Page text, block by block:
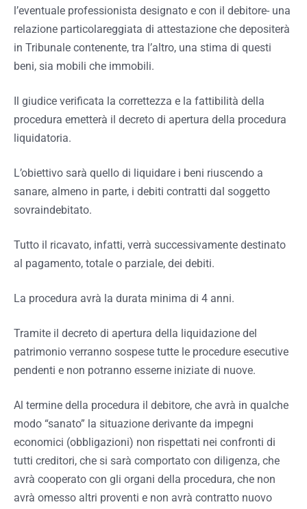
l’eventuale professionista designato e con il debitore- una
relazione particolareggiata di attestazione che depositerà
in Tribunale contenente, tra l’altro, una stima di questi
beni, sia mobili che immobili.
Il giudice verificata la correttezza e la fattibilità della
procedura emetterà il decreto di apertura della procedura
liquidatoria.
L’obiettivo sarà quello di liquidare i beni riuscendo a
sanare, almeno in parte, i debiti contratti dal soggetto
sovraindebitato.
Tutto il ricavato, infatti, verrà successivamente destinato
al pagamento, totale o parziale, dei debiti.
La procedura avrà la durata minima di 4 anni.
Tramite il decreto di apertura della liquidazione del
patrimonio verranno sospese tutte le procedure esecutive
pendenti e non potranno esserne iniziate di nuove.
Al termine della procedura il debitore, che avrà in qualche
modo “sanato” la situazione derivante da impegni
economici (obbligazioni) non rispettati nei confronti di
tutti creditori, che si sarà comportato con diligenza, che
avrà cooperato con gli organi della procedura, che non
avrà omesso altri proventi e non avrà contratto nuovo